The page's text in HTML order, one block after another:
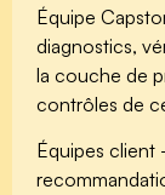
Équipe
diagnostics,
la couche de
contrôles de
Équipes client